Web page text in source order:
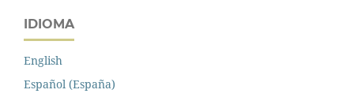
IDIOMA
English
Español (España)